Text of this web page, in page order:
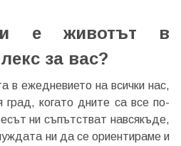
е животът в
за вас?
в ежедневието на всички нас,
град, когато дните са все по-
ни съпътстват навсякъде,
ни да се ориентираме и